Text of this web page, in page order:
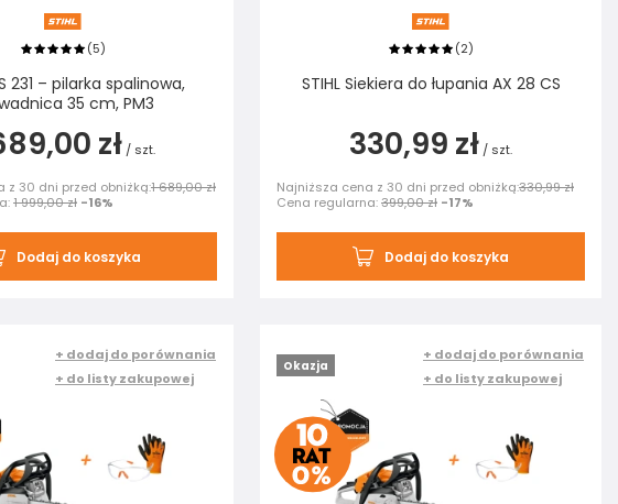
(5)
231 – pilarka spalinowa,
35 cm, PM3
zł / szt.
z 30 dni przed obniżką:1 689,00 zł
1 999,00 zł -16%
Dodaj do koszyka
(2)
STIHL Siekiera do łupania AX 28 CS
330,99 zł / szt.
Najniższa cena z 30 dni przed obniżką:330,99 zł
Cena regularna:399,00 zł -17%
Dodaj do koszyka
+ dodaj do porównania
+ do listy zakupowej
Okazja
+ dodaj do porównania
+ do listy zakupowej